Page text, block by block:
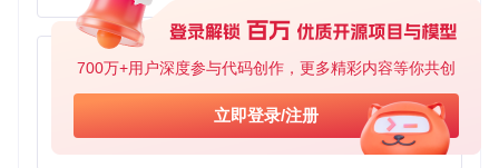
700万+用户深度参与代码创作，更多精彩内容等你共创
立即登录/注册
py-xiaozhi
基于Python的Xiaozhi AI，适用于想要完整Xiaozhi体验而无需拥有专用硬件的用户。
Python
0 1